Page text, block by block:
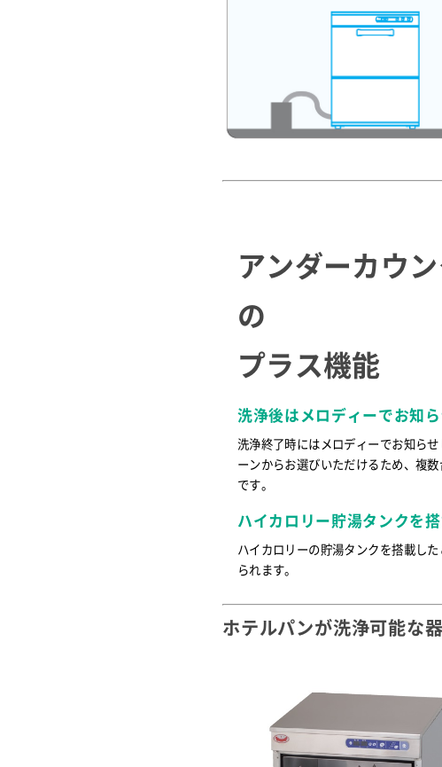
アンダーカウ
の
プラス機能
洗浄後はメロディーでお知
洗浄終了時にはメロディーでお知ら
ーンからお選びいただけるため、複
です。
ハイカロリー貯湯タンクを搭
ハイカロリーの貯湯タンクを搭載し
られます。
ホテルパンが洗浄可能な